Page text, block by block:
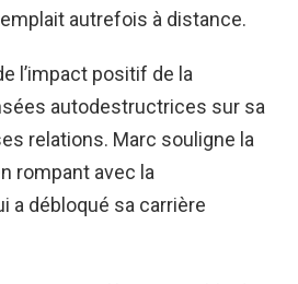
autrefois à distance.
l’impact positif de la
autodestructrices sur sa
relations. Marc souligne la
rompant avec la
a débloqué sa carrière